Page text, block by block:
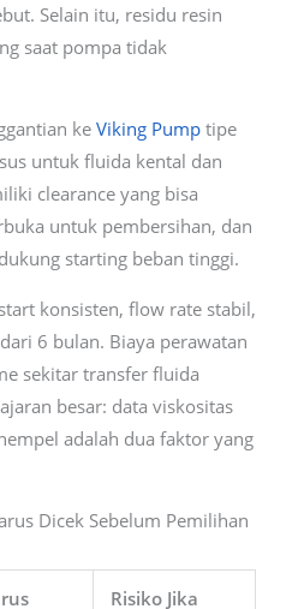
Selain itu, residu resin
saat pompa tidak
ke Viking Pumptipe
untuk fluida kental dan
clearance yang bisa
untuk pembersihan, dan
starting beban tinggi.
konsisten, flow rate stabil,
6 bulan. Biaya perawatan
sekitar transfer fluida
besar: data viskositas
adalah dua faktor yang
Dicek Sebelum Pemilihan
Risiko Jika